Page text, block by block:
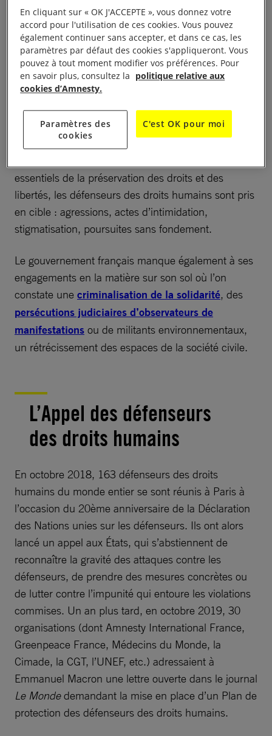
ne plus conditionner la protection et le soutien des
défenseurs des droits humains aux enjeux
sécuritaires et aux intérêts économiques ou
stratégiques de la France. Que ce soit dans sa
diplomatie ou sur son territoire.
Les attaques contre les personnes qui défendent
nos droits fondamentaux ont désormais atteint un
essentiels de la préservation des droits et des
libertés, les défenseurs des droits humains sont pris
en cible : agressions, actes d’intimidation,
stigmatisation, poursuites sans fondement.
Le gouvernement français manque également à ses
engagements en la matière sur son sol où l’on
constate une criminalisation de la solidarité, des
persécutions judiciaires d’observateurs de
manifestations ou de militants environnementaux,
un rétrécissement des espaces de la société civile.
L’Appel des défenseurs
des droits humains
En octobre 2018, 163 défenseurs des droits
humains du monde entier se sont réunis à Paris à
l’occasion du 20ème anniversaire de la Déclaration
des Nations unies sur les défenseurs. Ils ont alors
lancé un appel aux États, qui s’abstiennent de
reconnaître la gravité des attaques contre les
défenseurs, de prendre des mesures concrètes ou
de lutter contre l’impunité qui entoure les violations
commises. Un an plus tard, en octobre 2019, 30
organisations (dont Amnesty International France,
Greenpeace France, Médecins du Monde, la
Cimade, la CGT, l’UNEF, etc.) adressaient à
Emmanuel Macron une lettre ouverte dans le journal
Le Mondedemandant la mise en place d’un Plan de
protection des défenseurs des droits humains.
En cliquant sur « OK J'ACCEPTE », vous donnez votre
accord pour l'utilisation de ces cookies. Vous pouvez
également continuer sans accepter, et dans ce cas, les
paramètres par défaut des cookies s'appliqueront. Vous
pouvez à tout moment modifier vos préférences. Pour
en savoir plus, consultez la politique relative aux
cookies d’Amnesty.
Paramètres des
cookies
C'est OK pour moi